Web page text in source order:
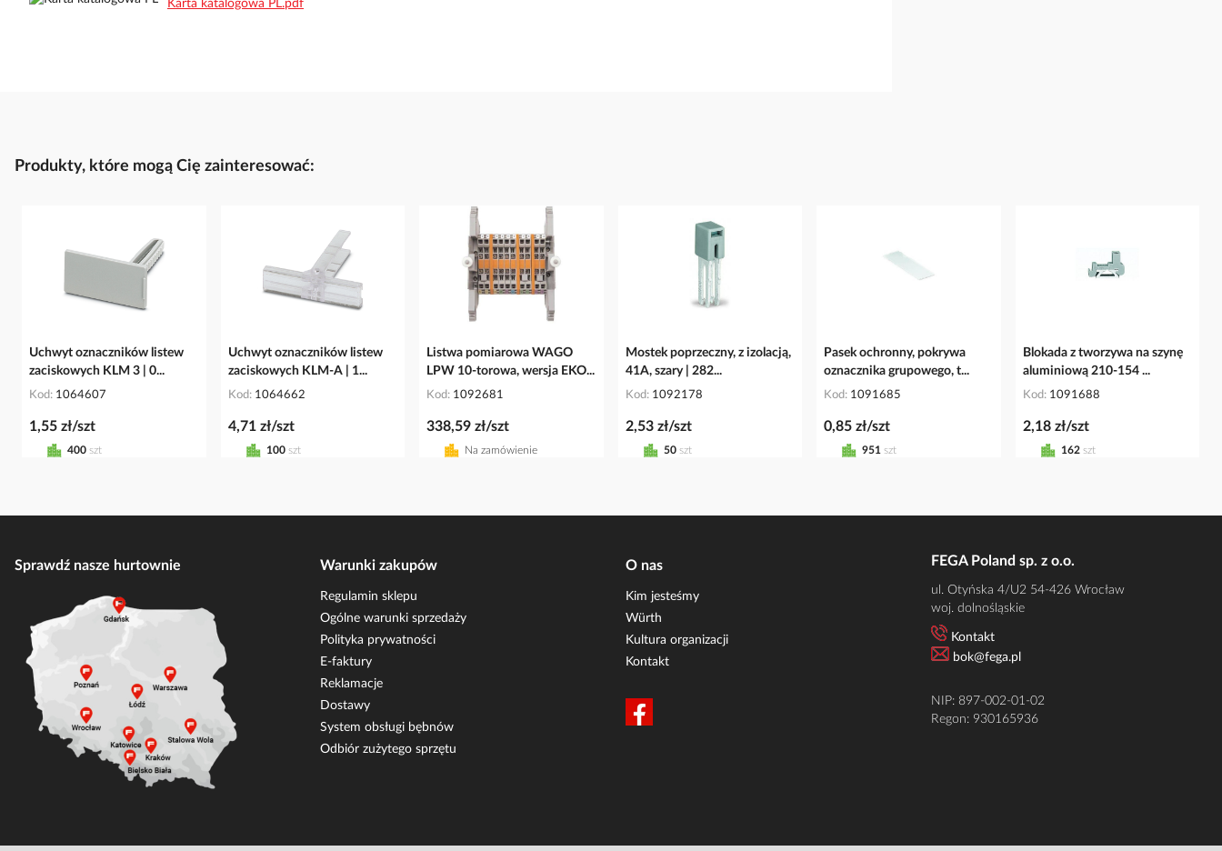
Karta katalogowa PL.pdf
Produkty, które mogą Cię zainteresować:
Uchwyt oznaczników listew
zaciskowych KLM 3 | 0...
Kod 1064607
1,55 zł/szt
400 szt
Uchwyt oznaczników listew
zaciskowych KLM-A | 1...
Kod 1064662
4,71 zł/szt
100 szt
Listwa pomiarowa WAGO
LPW 10-torowa, wersja EKO...
Kod 1092681
338,59 zł/szt
Na zamówienie
Mostek poprzeczny, z izolacją,
41A, szary | 282...
Kod 1092178
2,53 zł/szt
50 szt
Pasek ochronny, pokrywa
oznacznika grupowego, t...
Kod 1091685
0,85 zł/szt
951 szt
Blokada z tworzywa na szynę
aluminiową 210-154 ...
Kod 1091688
2,18 zł/szt
162 szt
Sprawdź nasze hurtownie Warunki zakupów
Regulamin sklepu
Ogólne warunki sprzedaży
Polityka prywatności
E-faktury
Reklamacje
Dostawy
System obsługi bębnów
Odbiór zużytego sprzętu
O nas
Kim jesteśmy
Würth
Kultura organizacji
Kontakt
FEGA Poland sp. z o.o.
ul. Otyńska 4/U2 54-426 Wrocław
woj. dolnośląskie
Kontakt
bok@fega.pl
NIP: 897-002-01-02
Regon: 930165936